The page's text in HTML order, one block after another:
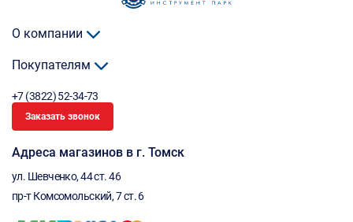
О компании
Покупателям
+7 (3822) 52-34-73
Заказать звонок
Адреса магазинов в г. Томск
ул. Шевченко, 44 ст. 46
пр-т Комсомольский, 7 ст. 6